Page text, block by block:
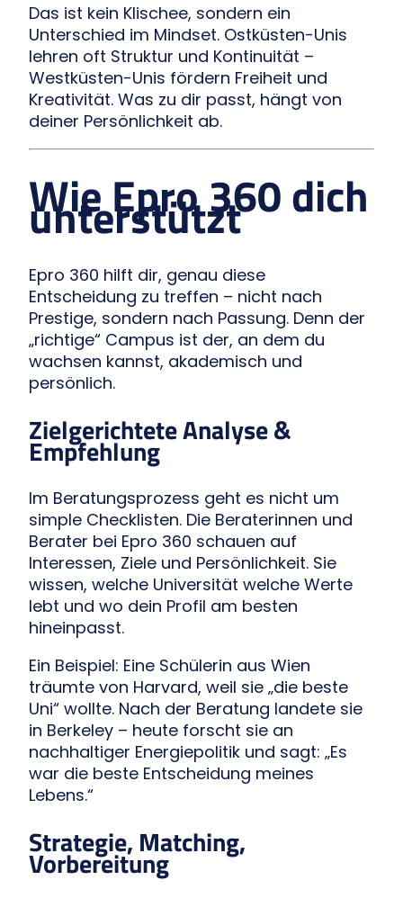
Das ist kein Klischee, sondern ein
Unterschied im Mindset. Ostküsten-Unis
lehren oft Struktur und Kontinuität –
Westküsten-Unis fördern Freiheit und
Kreativität. Was zu dir passt, hängt von
deiner Persönlichkeit ab.
Wie Epro 360 dich
unterstützt
Epro 360 hilft dir, genau diese
Entscheidung zu treffen – nicht nach
Prestige, sondern nach Passung. Denn der
„richtige“ Campus ist der, an dem du
wachsen kannst, akademisch und
persönlich.
Zielgerichtete Analyse &
Empfehlung
Im Beratungsprozess geht es nicht um
simple Checklisten. Die Beraterinnen und
Berater bei Epro 360 schauen auf
Interessen, Ziele und Persönlichkeit. Sie
wissen, welche Universität welche Werte
lebt und wo dein Profil am besten
hineinpasst.
Ein Beispiel: Eine Schülerin aus Wien
träumte von Harvard, weil sie „die beste
Uni“ wollte. Nach der Beratung landete sie
in Berkeley – heute forscht sie an
nachhaltiger Energiepolitik und sagt: „Es
war die beste Entscheidung meines
Lebens.“
Strategie, Matching,
Vorbereitung